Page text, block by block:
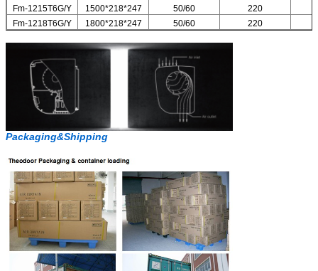
Fm-1215T6G/Y
1500*218*247 50/60
220
Fm-1218T6G/Y
1800*218*247 50/60 220
Packaging&Shipping